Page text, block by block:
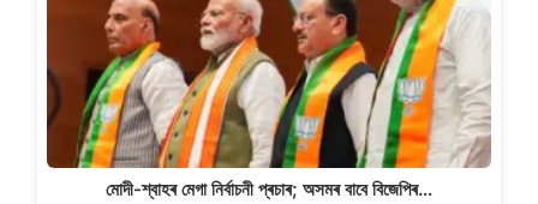
মোদী-শ্বাহৰ মেগা নিৰ্বাচনী প্ৰচাৰ; অসমৰ বাবে বিজেপিৰ…